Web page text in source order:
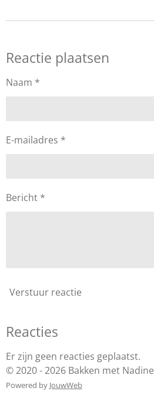
Reactie plaatsen
Naam *
E-mailadres *
Bericht *
Verstuur reactie
Reacties
Er zijn geen reacties geplaatst.
© 2020 - 2026 Bakken met Nadine
Powered by JouwWeb